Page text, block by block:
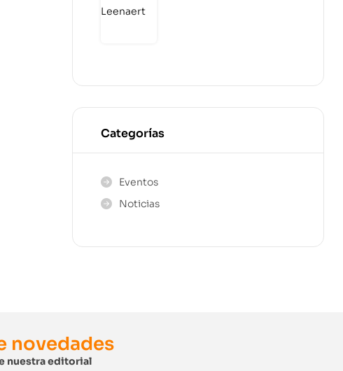
Categorías
Eventos
Noticias
novedades
nuestra editorial